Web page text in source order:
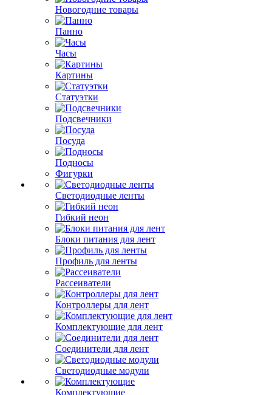
Новогодние товары
Панно
Часы
Картины
Статуэтки
Подсвечники
Посуда
Подносы
Фигурки
Светодиодные ленты
Гибкий неон
Блоки питания для лент
Профиль для ленты
Рассеиватели
Контроллеры для лент
Комплектующие для лент
Соединители для лент
Светодиодные модули
Комплектующие